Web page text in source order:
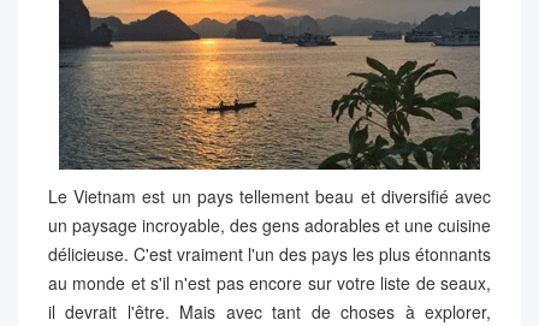
Le Vietnam est un pays tellement beau et diversifié avec
un paysage incroyable, des gens adorables et une cuisine
délicieuse. C'est vraiment l'un des pays les plus étonnants
au monde et s'il n'est pas encore sur votre liste de seaux,
il devrait l'être. Mais avec tant de choses à explorer,